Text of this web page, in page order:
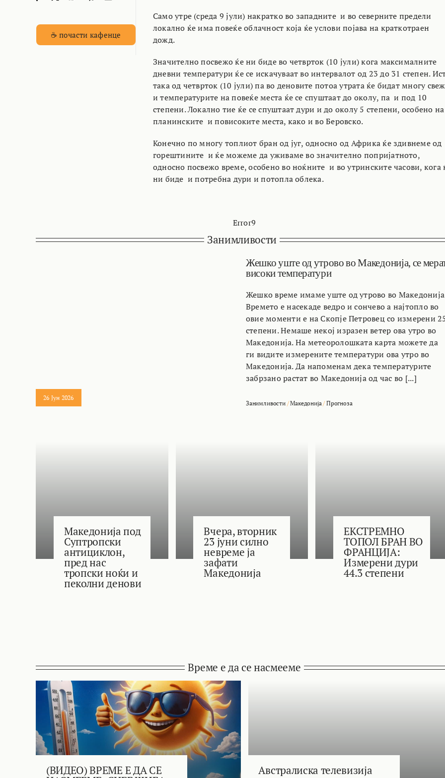
☕ почасти кафенце
Само утре (среда 9 јули) накратко во западните и во северните предели
локално ќе има повеќе облачност која ќе услови појава на краткотраен
дожд.
Значително посвежо ќе ни биде во четврток (10 јули) кога максималните
дневни температури ќе се искачуваат во интервалот од 23 до 31 степен.
така од четврток (10 јули) па во деновите потоа утрата ќе бидат многу
и температурите на повеќе места ќе се спуштаат до околу, па и под 10
степени. Локално тие ќе се спуштаат дури и до околу 5 степени, особено на
планинските и повисоките места, како и во Беровско.
Конечно по многу топлиот бран од југ, односно од Африка ќе здивнеме од
горештините и ќе можеме да уживаме во значително попријатното,
односно посвежо време, особено во ноќните и во утринските часови, кога
ни биде и потребна дури и потопла облека.
Error9
Занимливости
26 Јун 2026
Жешко уште од утрово во Македонија, се
високи температури
Жешко време имаме уште од утрово во
Времето е насекаде ведро и сончево а најтопло во
овие моменти е на Скопје Петровец со измерени
степени. Немаше некој изразен ветер ова утро во
Македонија. На метеоролошката карта можете да
ги видите измерените температури ова утро во
Македонија. Да напоменам дека температурите
забрзано растат во Македонија од час во [...]
Занимливости/Македонија /Прогноза
Македонија под
Суптропски
антициклон,
пред нас
тропски ноќи и
пеколни денови
Вчера, вторник
23 јуни силно
невреме ја
зафати
Македонија
ЕКСТРЕМНО
ТОПОЛ БРАН ВО
ФРАНЦИЈА:
Измерени дури
44.3 степени
Време е да се насмееме
(ВИДЕО) ВРЕМЕ Е ДА СЕ Австралиска телевизија